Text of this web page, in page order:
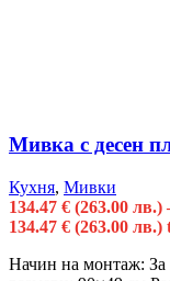
Мивка с десен
Кухня, Мивки
134.47 € (263.00 лв.)
134.47 € (263.00
Начин на монтаж: За